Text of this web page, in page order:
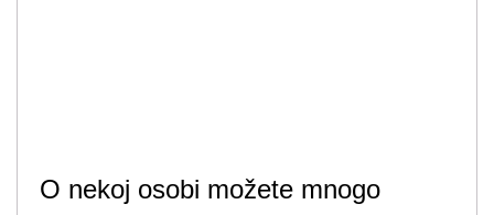
O nekoj osobi možete mnogo